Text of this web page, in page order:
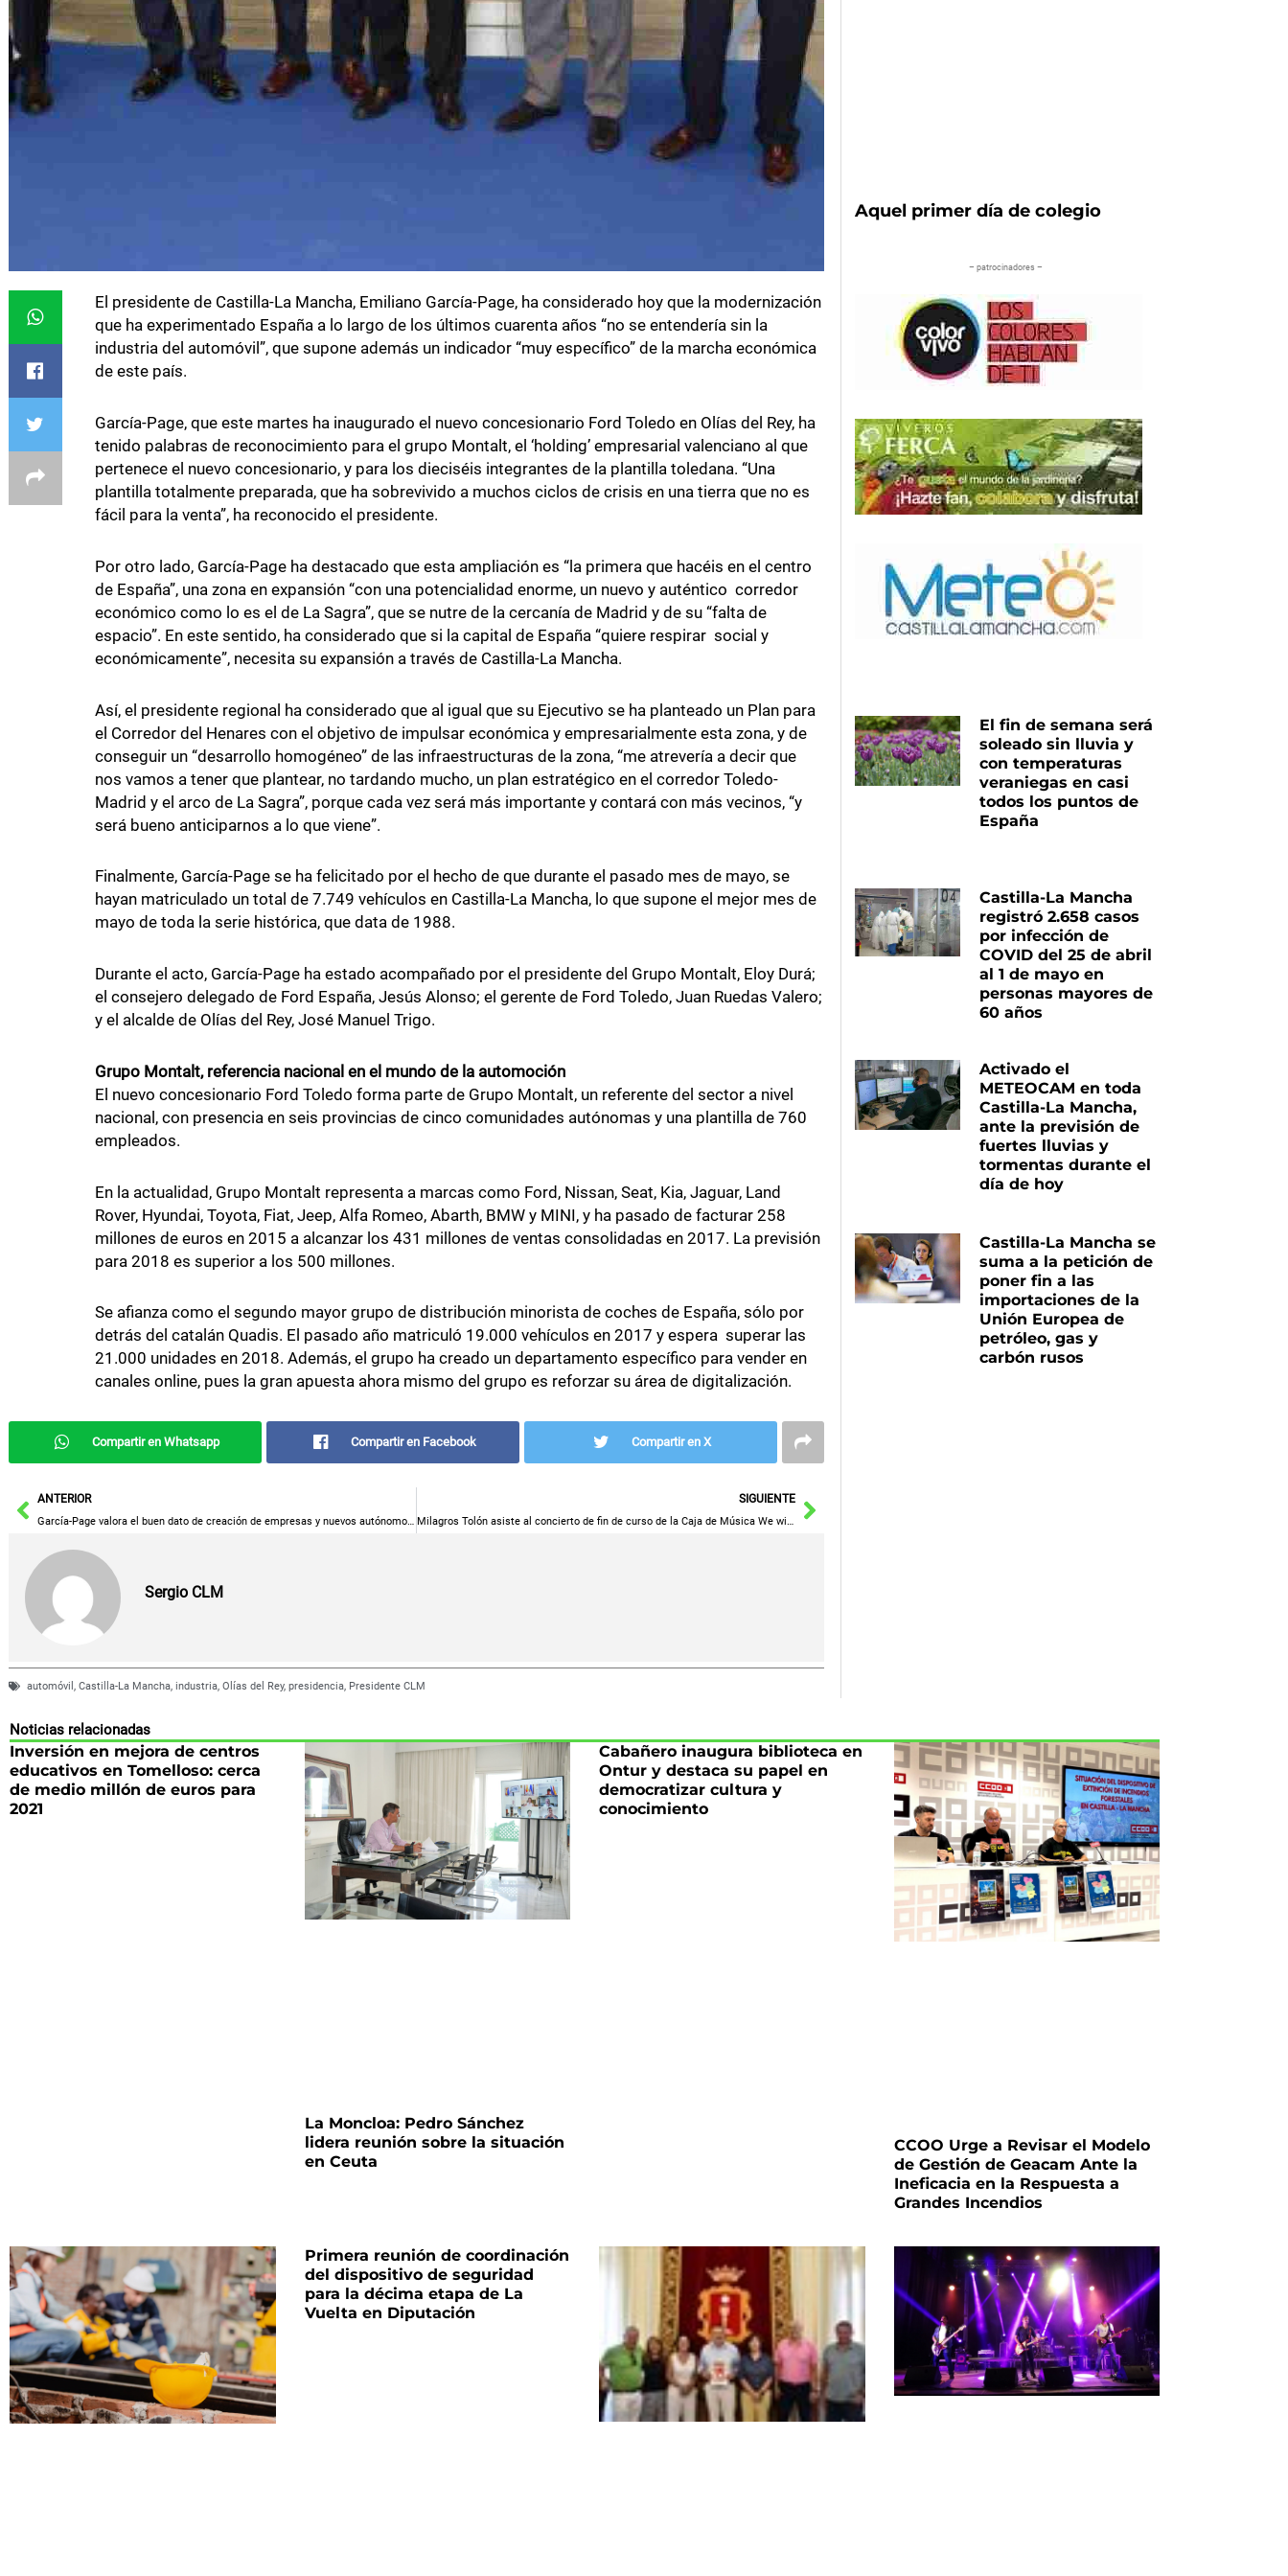
El presidente de Castilla-La Mancha, Emiliano García-Page, ha considerado hoy que la modernización
que ha experimentado España a lo largo de los últimos cuarenta años “no se entendería sin la
industria del automóvil”, que supone además un indicador “muy específico” de la marcha económica
de este país.
García-Page, que este martes ha inaugurado el nuevo concesionario Ford Toledo en Olías del Rey, ha
tenido palabras de reconocimiento para el grupo Montalt, el ‘holding’ empresarial valenciano al que
pertenece el nuevo concesionario, y para los dieciséis integrantes de la plantilla toledana. “Una
plantilla totalmente preparada, que ha sobrevivido a muchos ciclos de crisis en una tierra que no es
fácil para la venta”, ha reconocido el presidente.
Por otro lado, García-Page ha destacado que esta ampliación es “la primera que hacéis en el centro
de España”, una zona en expansión “con una potencialidad enorme, un nuevo y auténtico corredor
económico como lo es el de La Sagra”, que se nutre de la cercanía de Madrid y de su “falta de
espacio”. En este sentido, ha considerado que si la capital de España “quiere respirar social y
económicamente”, necesita su expansión a través de Castilla-La Mancha.
Así, el presidente regional ha considerado que al igual que su Ejecutivo se ha planteado un Plan para
el Corredor del Henares con el objetivo de impulsar económica y empresarialmente esta zona, y de
conseguir un “desarrollo homogéneo” de las infraestructuras de la zona, “me atrevería a decir que
nos vamos a tener que plantear, no tardando mucho, un plan estratégico en el corredor Toledo-
Madrid y el arco de La Sagra”, porque cada vez será más importante y contará con más vecinos, “y
será bueno anticiparnos a lo que viene”.
Finalmente, García-Page se ha felicitado por el hecho de que durante el pasado mes de mayo, se
hayan matriculado un total de 7.749 vehículos en Castilla-La Mancha, lo que supone el mejor mes de
mayo de toda la serie histórica, que data de 1988.
Durante el acto, García-Page ha estado acompañado por el presidente del Grupo Montalt, Eloy Durá;
el consejero delegado de Ford España, Jesús Alonso; el gerente de Ford Toledo, Juan Ruedas Valero;
y el alcalde de Olías del Rey, José Manuel Trigo.
Grupo Montalt, referencia nacional en el mundo de la automoción
El nuevo concesionario Ford Toledo forma parte de Grupo Montalt, un referente del sector a nivel
nacional, con presencia en seis provincias de cinco comunidades autónomas y una plantilla de 760
empleados.
En la actualidad, Grupo Montalt representa a marcas como Ford, Nissan, Seat, Kia, Jaguar, Land
Rover, Hyundai, Toyota, Fiat, Jeep, Alfa Romeo, Abarth, BMW y MINI, y ha pasado de facturar 258
millones de euros en 2015 a alcanzar los 431 millones de ventas consolidadas en 2017. La previsión
para 2018 es superior a los 500 millones.
Se afianza como el segundo mayor grupo de distribución minorista de coches de España, sólo por
detrás del catalán Quadis. El pasado año matriculó 19.000 vehículos en 2017 y espera superar las
21.000 unidades en 2018. Además, el grupo ha creado un departamento específico para vender en
canales online, pues la gran apuesta ahora mismo del grupo es reforzar su área de digitalización.
Compartir en Whatsapp Compartir en Facebook Compartir en X
AntANTERIOR
García-Page valora el buen dato de creación de empresas y nuevos autónomos en la región como “el mejor síntoma de la recuperación económica”
SIGUIENTE
Milagros Tolón asiste al concierto de fin de curso de la Caja de Música We will rock you enmarcado en las fiestas del Polígono
Siguiente
Sergio CLM
automóvil , Castilla-La Mancha, industria, Olías del Rey, presidencia, Presidente CLM
Aquel primer día de colegio
– patrocinadores –
El fin de semana será
soleado sin lluvia y
con temperaturas
veraniegas en casi
todos los puntos de
España
Castilla-La Mancha
registró 2.658 casos
por infección de
COVID del 25 de abril
al 1 de mayo en
personas mayores de
60 años
Activado el
METEOCAM en toda
Castilla-La Mancha,
ante la previsión de
fuertes lluvias y
tormentas durante el
día de hoy
Castilla-La Mancha se
suma a la petición de
poner fin a las
importaciones de la
Unión Europea de
petróleo, gas y
carbón rusos
Noticias relacionadas
Inversión en mejora de centros
educativos en Tomelloso: cerca
de medio millón de euros para
2021
La Moncloa: Pedro Sánchez
lidera reunión sobre la situación
en Ceuta
Cabañero inaugura biblioteca en
Ontur y destaca su papel en
democratizar cultura y
conocimiento
CCOO Urge a Revisar el Modelo
de Gestión de Geacam Ante la
Ineficacia en la Respuesta a
Grandes Incendios
Primera reunión de coordinación
del dispositivo de seguridad
para la décima etapa de La
Vuelta en Diputación